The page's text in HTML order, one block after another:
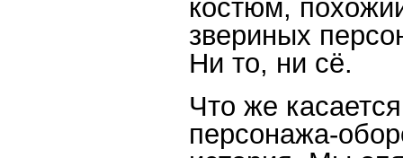
костюм,
звериных
Ни то, ни сё.
Что же
персонажа-